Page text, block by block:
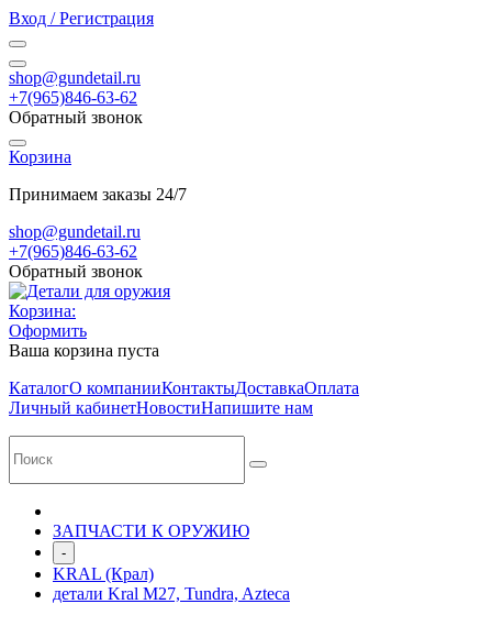
Вход / Регистрация
shop@gundetail.ru
+7(965)846-63-62
Обратный звонок
Корзина
Принимаем заказы 24/7
shop@gundetail.ru
+7(965)846-63-62
Обратный звонок
Корзина:
Оформить
Ваша корзина пуста
КаталогО компанииКонтактыДоставкаОплата
Личный кабинетНовостиНапишите нам
ЗАПЧАСТИ К ОРУЖИЮ
-
KRAL (Крал)
детали Kral М27, Tundra, Azteca